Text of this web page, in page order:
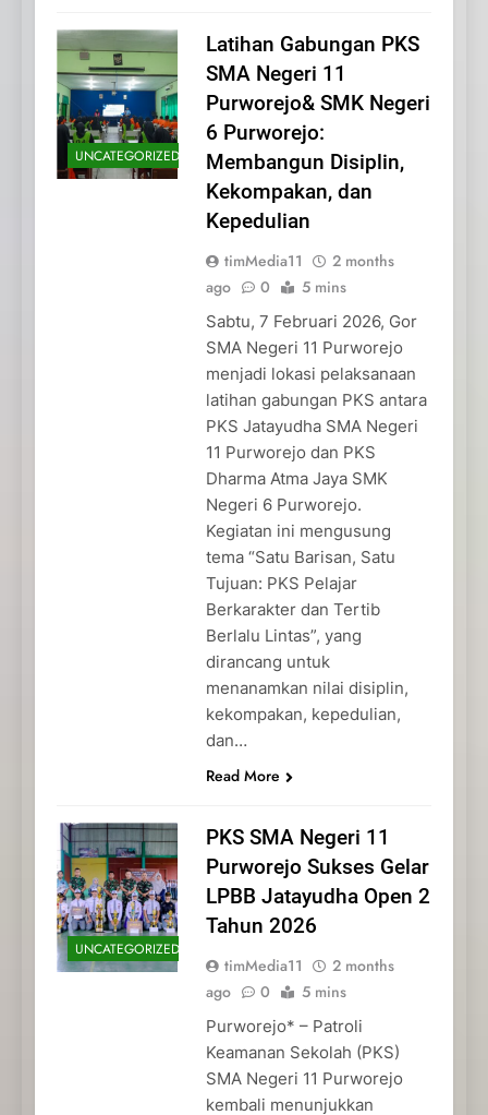
UNCATEGORIZED
Latihan Gabungan PKS
SMA Negeri 11
Purworejo& SMK Negeri
6 Purworejo:
Membangun Disiplin,
Kekompakan, dan
Kepedulian
timMedia11
2 months
ago
0 5 mins
Sabtu, 7 Februari 2026, Gor
SMA Negeri 11 Purworejo
menjadi lokasi pelaksanaan
latihan gabungan PKS antara
PKS Jatayudha SMA Negeri
11 Purworejo dan PKS
Dharma Atma Jaya SMK
Negeri 6 Purworejo.
Kegiatan ini mengusung
tema “Satu Barisan, Satu
Tujuan: PKS Pelajar
Berkarakter dan Tertib
Berlalu Lintas”, yang
dirancang untuk
menanamkan nilai disiplin,
kekompakan, kepedulian,
dan…
Read More
UNCATEGORIZED
PKS SMA Negeri 11
Purworejo Sukses Gelar
LPBB Jatayudha Open 2
Tahun 2026
timMedia11
2 months
ago
0 5 mins
Purworejo* – Patroli
Keamanan Sekolah (PKS)
SMA Negeri 11 Purworejo
kembali menunjukkan